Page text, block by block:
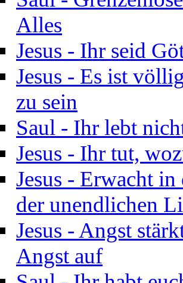
Alles
Jesus - Ihr seid
Jesus - Es ist
zu sein
Saul - Ihr lebt
Jesus - Ihr tut,
Jesus - Erwacht
der unendlichen
Jesus - Angst
Angst auf